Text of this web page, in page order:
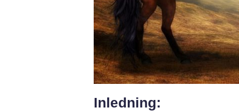
Inledning: